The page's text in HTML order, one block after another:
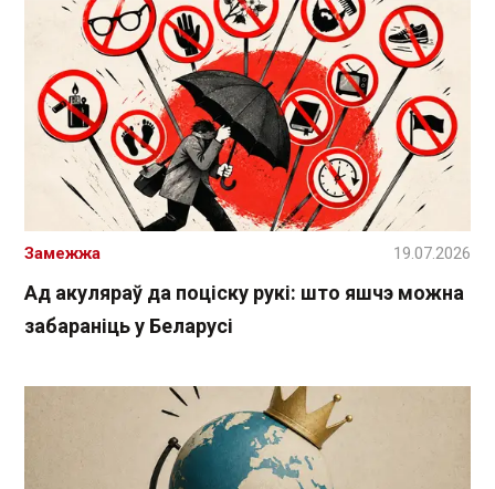
Ад акуляраў да поціску рукі: што яшчэ можна
забараніць у Беларусі
Замежжа 19.07.2026